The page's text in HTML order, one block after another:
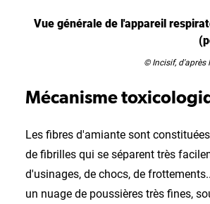
Vue générale de l'appareil
© Incisif, d'après
Mécanisme
Les fibres d'amiante sont
de fibrilles qui se séparent très
d'usinages, de chocs, de
un nuage de poussières très fines,